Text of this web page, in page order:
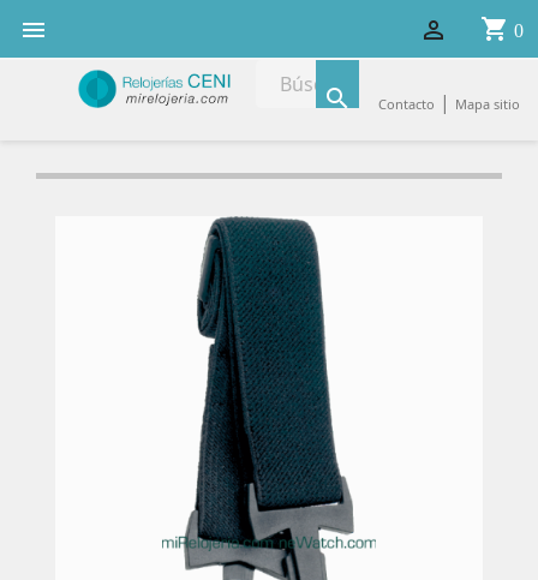
 shopping_cart 0

 Contacto | Mapa sitio